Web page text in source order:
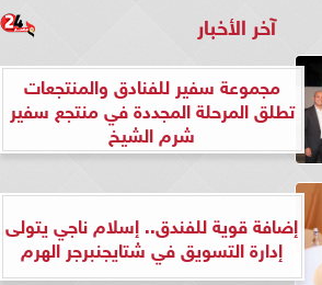
آخر الأخبار
مجموعة سفير للفنادق والمنتجعات
تطلق المرحلة المجددة في منتجع سفير
شرم الشيخ
إضافة قوية للفندق.. إسلام ناجي يتولى
إدارة التسويق في شتايجنبرجر الهرم